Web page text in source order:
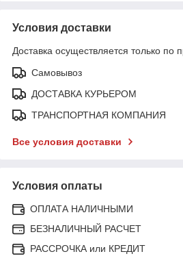
Условия доставки
Доставка осуществляется только по
Самовывоз
ДОСТАВКА КУРЬЕРОМ
ТРАНСПОРТНАЯ КОМПАНИЯ
Все условия доставки
Условия оплаты
ОПЛАТА НАЛИЧНЫМИ
БЕЗНАЛИЧНЫЙ РАСЧЕТ
РАССРОЧКА или КРЕДИТ